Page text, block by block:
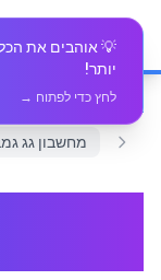
דלג לתוכן
Whiz Tools
בית
מתמטיקה
מחשבון גג
💡 אוהבים את
יותר!
לחץ כדי לפתוח →